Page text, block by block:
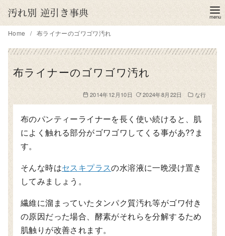
Home 布ライナーのゴワゴワ汚れ
布ライナーのゴワゴワ汚れ
2014年12月10日 2024年8月22日 な行
布のパンティーライナーを長く使い続けると、肌
によく触れる部分がゴワゴワしてくる事があ??ま
す。
そんな時はセスキプラスの水溶液に一晩浸け置き
してみましょう。
繊維に溜まっていたタンパク質汚れ等がゴワ付き
の原因だった場合、酵素がそれらを分解するため
肌触りが改善されます。